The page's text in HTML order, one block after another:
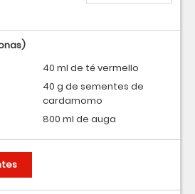
40 ml de té vermello
40 g de sementes de
cardamomo
800 ml de auga